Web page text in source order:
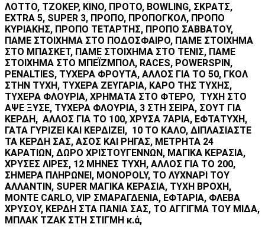
ΛΟΤΤΟ, ΤΖΟΚΕΡ, ΚΙΝΟ, ΠΡΟΤΟ, BOWLING, ΣΚΡΑΤΣ,
EXTRA 5, SUPER 3, ΠΡΟΠΟ, ΠΡΟΠΟΓΚΟΛ, ΠΡΟΠΟ
ΚΥΡΙΑΚΗΣ, ΠΡΟΠΟ ΤΕΤΑΡΤΗΣ, ΠΡΟΠΟ ΣΑΒΒΑΤΟΥ,
ΠΑΜΕ ΣΤΟΙΧΗΜΑ ΣΤΟ ΠΟΔΟΣΦΑΙΡΟ, ΠΑΜΕ ΣΤΟΙΧΗΜΑ
ΣΤΟ ΜΠΑΣΚΕΤ, ΠΑΜΕ ΣΤΟΙΧΗΜΑ ΣΤΟ ΤΕΝΙΣ, ΠΑΜΕ
ΣΤΟΙΧΗΜΑ ΣΤΟ ΜΠΕΪΖΜΠΟΛ, RACES, POWERSPIN,
PENALTIES, ΤΥΧΕΡΑ ΦΡΟΥΤΑ, ΑΛΛΟΣ ΓΙΑ ΤΟ 50, ΓΚΟΛ
ΣΤΗΝ ΤΥΧΗ, TYXΕΡΑ ΖΕΥΓΑΡΙΑ, ΚΑΡΟ ΤΗΣ ΤΥΧΗΣ,
TYXΕΡΑ ΦΛΟΥΡΙΑ, ΧΡΗΜΑΤΑ ΣΤΟ ΦΤΕΡΟ, ΤΥΧΗ ΣΤΟ
ΑΨΕ ΞΥΣΕ, ΤΥΧΕΡΑ ΦΛΟΥΡΙΑ, 3 ΣΤΗ ΣΕΙΡΑ, ΣΟΥΤ ΓΙΑ
ΚΕΡΔΗ, AΛΛΟΣ ΓΙΑ ΤΟ 100, ΧΡΥΣΑ 7ΑΡΙΑ, ΕΦΤΑΤΥΧΗ,
ΓΑΤΑ ΓΥΡΙΖΕΙ ΚΑΙ ΚΕΡΔΙΖΕΙ, 10 ΤΟ ΚΑΛΟ, ΔΙΠΛΑΣΙΑΣΤΕ
ΤΑ ΚΕΡΔΗ ΣΑΣ, ΑΣΟΣ ΚΑΙ ΡΗΓΑΣ, ΜΕΤΡΗΤΑ 24
ΚΑΡΑΤΙΩΝ, ΔΩΡΟ ΧΡΙΣΤΟΥΓΕΝΝΩΝ, ΜΑΓΙΚΑ ΚΕΡΑΣΙΑ,
ΧΡΥΣΕΣ ΛIΡΕΣ, 12 ΜΗΝΕΣ ΤΥΧΗ, ΑΛΛΟΣ ΓΙΑ TO 200,
ΣΗΜΕΡΑ ΠΛΗΡΩΝΕΙ, MONOPOLY, ΤΟ ΛΥΧΝΑΡΙ ΤΟΥ
ΑΛΛΑΝΤΙΝ, SUPER ΜΑΓΙΚΑ ΚΕΡΑΣΙΑ, ΤΥΧΗ ΒΡΟΧΗ,
MONTE CARLO, VIP ΣΜΑΡΑΓΔΕΝΙΑ, ΕΦΤΑΡΙΑ, ΦΛΕΒΑ
ΧΡΥΣΟΥ, KEΡΔΗ ΣΤΑ ΠΑΝΙΑ ΣΑΣ, ΤΟ ΑΓΓΙΓΜΑ ΤΟΥ ΜΙΔΑ,
ΜΠΛΑΚ ΤΖΑΚ ΣΤΗ ΣΤΙΓΜΗ κ.ά,